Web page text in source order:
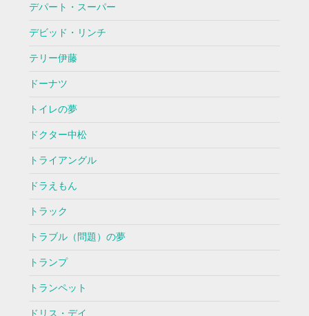
デパート・スーパー
デビッド・リンチ
テリー伊藤
ドーナツ
トイレの夢
ドクター中松
トライアングル
ドラえもん
トラック
トラブル（問題）の夢
トランプ
トランペット